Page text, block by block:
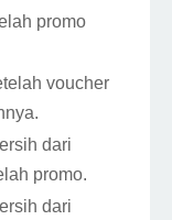
promo
voucher
dari
promo.
dari